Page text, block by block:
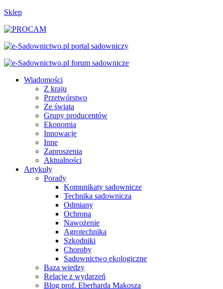
Sklep
Wiadomości
Z kraju
Przetwórstwo
Ze świata
Grupy producentów
Ekonomia
Innowacje
Inne
Zaproszenia
Aktualności
Artykuły
Porady
Komunikaty sadownicze
Technika sadownicza
Odmiany
Ochrona
Nawożenie
Agrotechnika
Szkodniki
Choroby
Sadownictwo ekologiczne
Baza wiedzy
Relacje z wydarzeń
Blog prof. Eberharda Makosza